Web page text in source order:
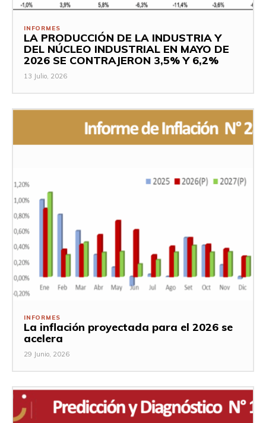
INFORMES
LA PRODUCCIÓN DE LA INDUSTRIA Y
DEL NÚCLEO INDUSTRIAL EN MAYO DE
2026 SE CONTRAJERON 3,5% Y 6,2%
13 Julio, 2026
INFORMES
La inflación proyectada para el 2026 se
acelera
29 Junio, 2026